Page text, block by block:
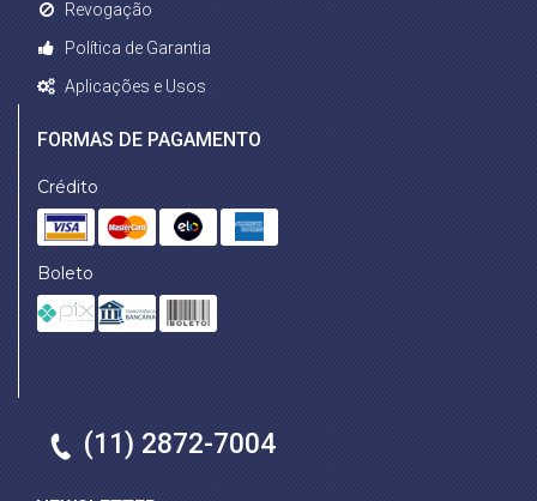
Revogação
Política de Garantia
Aplicações e Usos
FORMAS DE PAGAMENTO
Crédito
Boleto
(11) 2872-7004